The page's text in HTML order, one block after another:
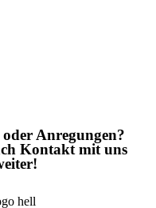
Anregungen?
Kontakt mit uns